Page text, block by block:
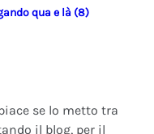
qua e là (8)
se lo metto tra
il blog, per il